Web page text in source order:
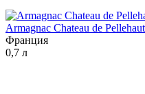
Armagnac Chateau de
Франция
0,7 л